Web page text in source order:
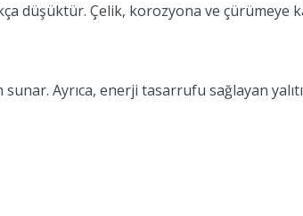
düşüktür. Çelik, korozyona ve çürümeye
Ayrıca, enerji tasarrufu sağlayan